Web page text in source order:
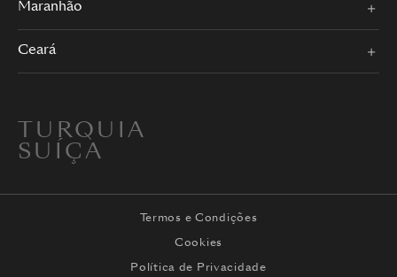
Maranhão
Ceará
TURQUIA
SUÍÇA
Termos e Condições
Cookies
Política de Privacidade